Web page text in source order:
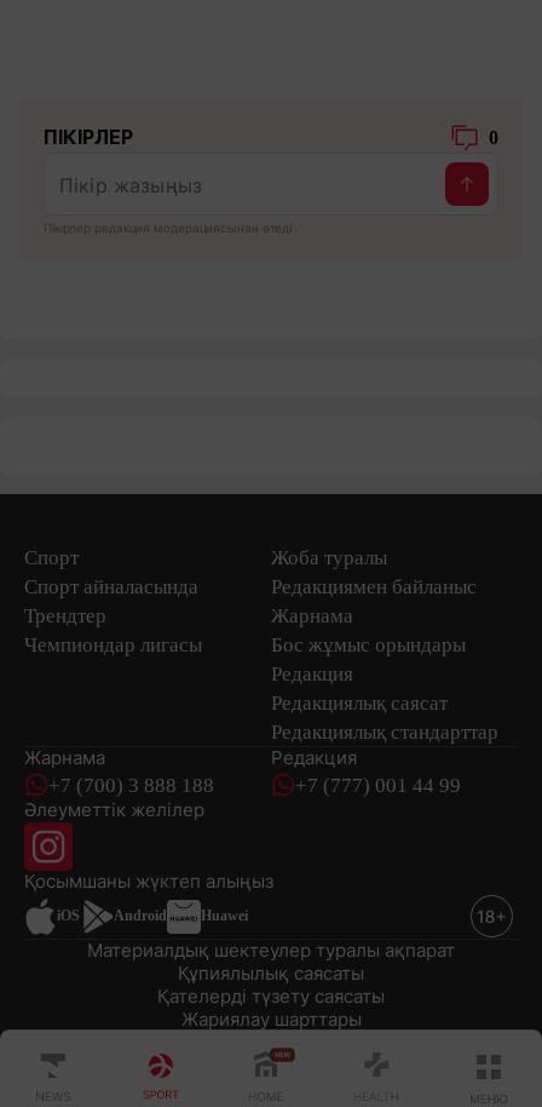
ПІКІРЛЕР 0
Пікірлер редакция модерациясынан өтеді
Спорт
Спорт айналасында
Трендтер
Чемпиондар лигасы
Жоба туралы
Редакциямен байланыс
Жарнама
Бос жұмыс орындары
Редакция
Редакциялық саясат
Редакциялық стандарттар
Жарнама
+7 (700) 3 888 188
Редакция
+7 (777) 001 44 99
Әлеуметтік желілер
Қосымшаны жүктеп алыңыз
iOS Android Huawei
Жариялау шарттары
Қателерді түзету саясаты
Құпиялылық саясаты
Материалдық шектеулер туралы ақпарат
© 2008-2026 «EML» ЖШС